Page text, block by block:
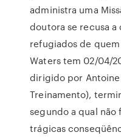
administra uma
doutora se recusa a
refugiados de
Waters tem 02/04/
dirigido por Antoine
Treinamento),
segundo a qual
trágicas